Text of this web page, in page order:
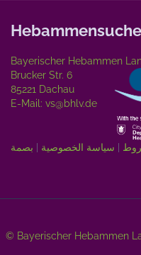
Bayerischer Hebammen
Brucker Str. 6
85221 Dachau
E-Mail: vs@bhlv.de
بصمة سياسة الخصوصية
© Bayerischer Hebammen